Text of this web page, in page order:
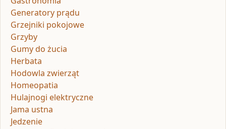
Generatory prądu
Grzejniki pokojowe
Grzyby
Gumy do żucia
Herbata
Hodowla zwierząt
Homeopatia
Hulajnogi elektryczne
Jama ustna
Jedzenie